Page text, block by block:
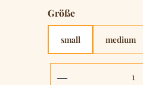
Größeauswählen
small medium
Produkt